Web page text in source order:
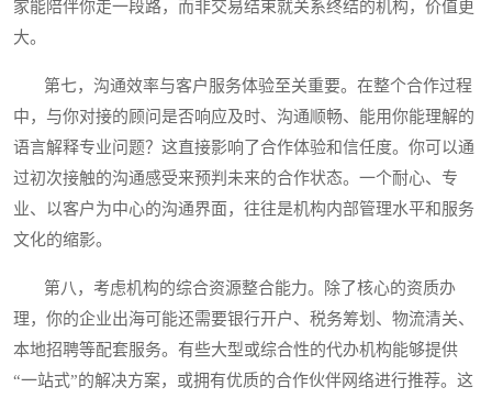
家能陪伴你走一段路，而非交易结束就关系终结的机构，价值更
大。
第七，沟通效率与客户服务体验至关重要。在整个合作过程
中，与你对接的顾问是否响应及时、沟通顺畅、能用你能理解的
语言解释专业问题？这直接影响了合作体验和信任度。你可以通
过初次接触的沟通感受来预判未来的合作状态。一个耐心、专
业、以客户为中心的沟通界面，往往是机构内部管理水平和服务
文化的缩影。
第八，考虑机构的综合资源整合能力。除了核心的资质办
理，你的企业出海可能还需要银行开户、税务筹划、物流清关、
本地招聘等配套服务。有些大型或综合性的代办机构能够提供
“一站式”的解决方案，或拥有优质的合作伙伴网络进行推荐。这